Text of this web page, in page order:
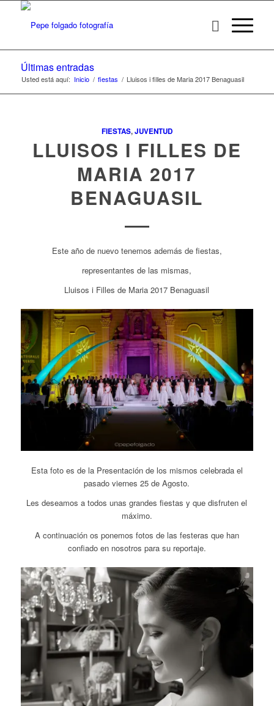
Últimas entradas
Usted está aquí: Inicio / fiestas / Lluisos i filles de Maria 2017 Benaguasil
FIESTAS,JUVENTUD
LLUISOS I FILLES DE
MARIA 2017
BENAGUASIL
Este año de nuevo tenemos además de fiestas,
representantes de las mismas,
Lluisos i Filles de Maria 2017 Benaguasil
Esta foto es de la Presentación de los mismos celebrada el
pasado viernes 25 de Agosto.
Les deseamos a todos unas grandes fiestas y que disfruten el
máximo.
A continuación os ponemos fotos de las festeras que han
confiado en nosotros para su reportaje.